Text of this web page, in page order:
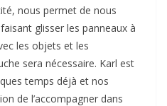
nous permet de nous
glisser les panneaux à
les objets et les
sera nécessaire. Karl est
temps déjà et nos
de l’accompagner dans